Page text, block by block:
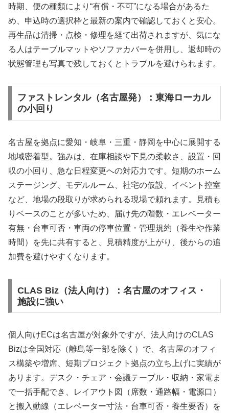
時期、便の種類により“有償・不可”になる場合があるた
め、申込時の選択枠と最新の案内で確認しておくと安心。
再生品は清掃・点検・修理を経て出荷されますが、気にな
る人はテーブルマットやソファカバーを併用し、返却時の
状態管理も写真で残しておくとトラブルを避けられます。
ファストレンタル（名古屋発）：東海ローカル
の小回り
名古屋を拠点に愛知・岐阜・三重・静岡を中心に展開する
地域密着型。強みは、在庫相談や下見の柔軟さ、設置・回
収の小回り、急な日程変更への対応力です。短期のホーム
ステージング、モデルルーム、社宅の仮設、イベント控室
など、地場の段取りが求められる現場で頼れます。見積も
りベースのことが多いため、届け先の階数・エレベーター
有無・台車可否・車両の停車位置・管理規約（養生や作業
時間）を先に共有すると、見積精度が上がり、後からの追
加費を避けやすくなります。
CLAS Biz（法人向け）：名古屋のオフィス・
施設に強い
個人向けECは名古屋が対象外ですが、法人向けのCLAS
Bizは全国対応（離島等一部を除く）で、名古屋のオフィ
ス構築や増席、短期プロジェクト拠点の立ち上げに実績が
あります。デスク・チェア・会議テーブル・収納・家電ま
で一括手配でき、レイアウト図（席数・通路幅・電源口）
と搬入動線（エレベーター寸法・台車可否・養生要否）を